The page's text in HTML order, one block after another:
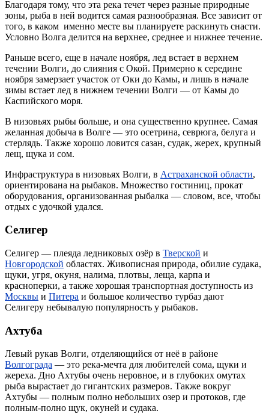
Благодаря тому, что эта река течет через разные природные
зоны, рыба в ней водится самая разнообразная. Все зависит от
того, в каком именно месте вы планируете раскинуть снасти.
Условно Волга делится на верхнее, среднее и нижнее течение.
Раньше всего, еще в начале ноября, лед встает в верхнем
течении Волги, до слияния с Окой. Примерно к середине
ноября замерзает участок от Оки до Камы, и лишь в начале
зимы встает лед в нижнем течении Волги — от Камы до
Каспийского моря.
В низовьях рыбы больше, и она существенно крупнее. Самая
желанная добыча в Волге — это осетрина, севрюга, белуга и
стерлядь. Также хорошо ловится сазан, судак, жерех, крупный
лещ, щука и сом.
Инфраструктура в низовьях Волги, в Астраханской области,
ориентирована на рыбаков. Множество гостиниц, прокат
оборудования, организованная рыбалка — словом, все, чтобы
отдых с удочкой удался.
Селигер
Селигер — плеяда ледниковых озёр в Тверской и
Новгородской областях. Живописная природа, обилие судака,
щуки, угря, окуня, налима, плотвы, леща, карпа и
красноперки, а также хорошая транспортная доступность из
Москвы и Питера и большое количество турбаз дают
Селигеру небывалую популярность у рыбаков.
Ахтуба
Левый рукав Волги, отделяющийся от неё в районе
Волгограда — это река-мечта для любителей сома, щуки и
жереха. Дно Ахтубы очень неровное, и в глубоких омутах
рыба вырастает до гигантских размеров. Также вокруг
Ахтубы — полным полно небольших озер и протоков, где
полным-полно щук, окуней и судака.